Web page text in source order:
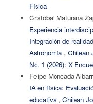
Física
Cristobal Maturana
Experiencia
Integración de
Astronomía , Chilean
No. 1 (2026): X
Felipe Moncada
IA en física:
educativa , Chilean